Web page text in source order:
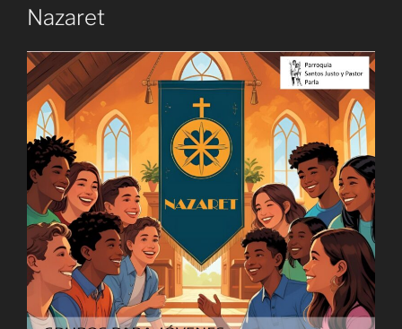
EL
Nazaret